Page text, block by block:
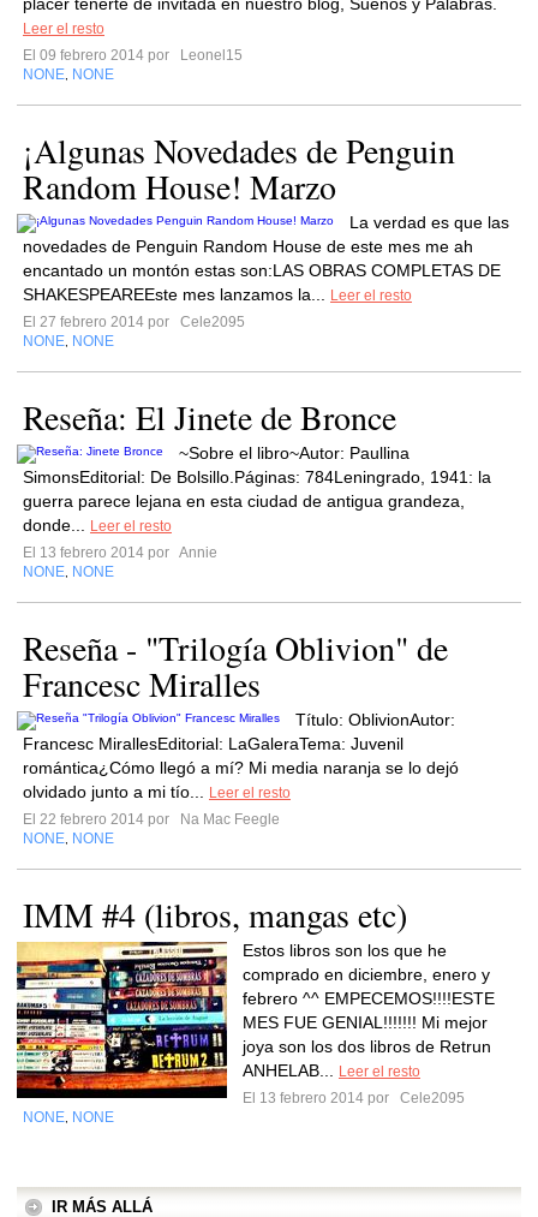
Leer el resto
El 09 febrero 2014 por
Leonel15
NONE NONE
¡Algunas Novedades de Penguin
Random House! Marzo
La verdad es que las
novedades de Penguin Random House de este mes me ah
encantado un montón estas son:LAS OBRAS COMPLETAS DE
SHAKESPEAREEste mes lanzamos la...
Leer el resto
El 27 febrero 2014 por
Cele2095
NONE NONE
Reseña: El Jinete de Bronce
~Sobre el libro~Autor: Paullina
SimonsEditorial: De Bolsillo.Páginas: 784Leningrado, 1941: la
guerra parece lejana en esta ciudad de antigua grandeza,
donde...
Leer el resto
El 13 febrero 2014 por Annie
NONE NONE
Reseña - "Trilogía Oblivion" de
Francesc Miralles
Título: OblivionAutor:
Francesc MirallesEditorial: LaGaleraTema: Juvenil
romántica¿Cómo llegó a mí? Mi media naranja se lo dejó
olvidado junto a mi tío...
Leer el resto
El 22 febrero 2014 por
Na Mac Feegle
NONE NONE
IMM #4 (libros, mangas etc)
Estos libros son los que he
comprado en diciembre, enero y
febrero ^^ EMPECEMOS!!!!ESTE
MES FUE GENIAL!!!!!!! Mi mejor
joya son los dos libros de Retrun
ANHELAB...
Leer el resto
El 13 febrero 2014 por
Cele2095
NONE NONE
IR MÁS ALLÁ